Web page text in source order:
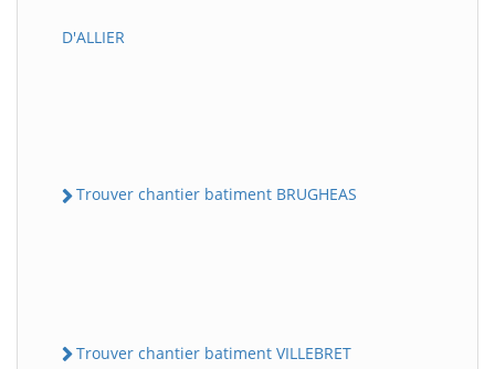
D'ALLIER
Trouver chantier batiment BRUGHEAS
Trouver chantier batiment VILLEBRET